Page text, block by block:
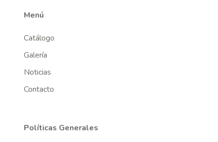
Menú
Catálogo
Galería
Noticias
Contacto
Políticas Generales